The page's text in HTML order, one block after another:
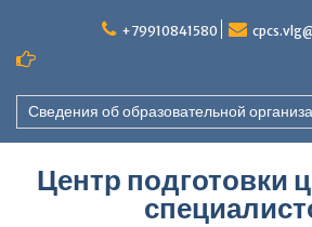
содержимому
+79910841580
Сведения об образовательной
Центр подготовки